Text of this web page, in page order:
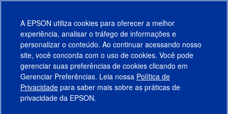
Produtos
Suporte
A EPSON utiliza cookies para oferecer a melhor
experiência, analisar o tráfego de informações e
personalizar o conteúdo. Ao continuar acessando nosso
site, você concorda com o uso de cookies. Você pode
gerenciar suas preferências de cookies clicando em
Gerenciar Preferências. Leia nossa Política de
Privacidade para saber mais sobre as práticas de
privacidade da EPSON.